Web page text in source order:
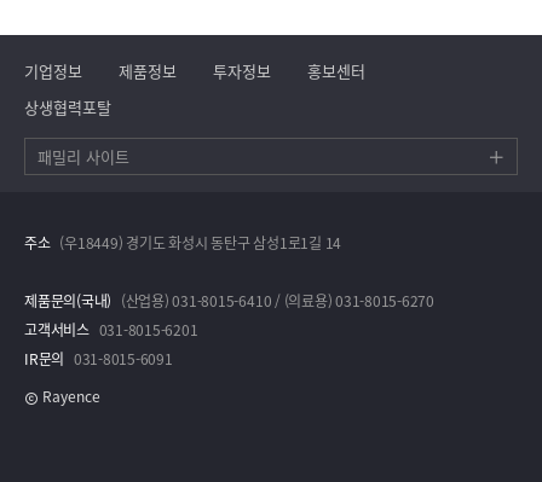
기업정보 제품정보 투자정보
홍보센터
상생협력포탈
패밀리 사이트
주소 (우18449) 경기도 화성시 동탄구 삼성1로1길 14
제품문의(국내) (산업용) 031-8015-6410 / (의료용) 031-8015-6270
고객서비스 031-8015-6201
IR문의 031-8015-6091
Rayence